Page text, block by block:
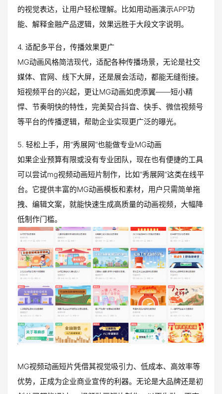
的视觉表达，让用户轻松理解。比如用动画演示APP功
能、解释金融产品逻辑，效果远胜于大段文字说明。
4. 适配多平台，传播效果更广
MG动画风格简洁现代，适配各种传播场景，无论是社交
媒体、官网、线下大屏，还是展会活动，都能无缝衔接。
短视频平台的兴起，更让MG动画如虎添翼——短小精
悍、节奏明快的特性，完美契合抖音、快手、微信视频号
等平台的传播逻辑，帮助企业实现更广泛的曝光。
5. 轻松上手，用“秀展网”也能做专业MG动画
如果企业预算有限或没有专业团队，现在也有便捷的工具
可以尝试mg视频动画短片制作，比如“秀展网”这类在线平
台。它提供丰富的MG动画模板和素材，用户只需简单拖
拽、编辑文案，就能快速生成高质量的动画视频，大幅降
低制作门槛。
MG视频动画短片凭借其视觉吸引力、低成本、高效率等
优势，正成为企业商业宣传的利器。无论是大品牌还是初